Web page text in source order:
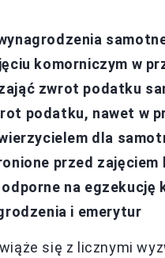
komorniczym w
zwrot podatku
podatku, nawet w
dla
przed zajęciem
na egzekucję
i emerytur
się z licznymi